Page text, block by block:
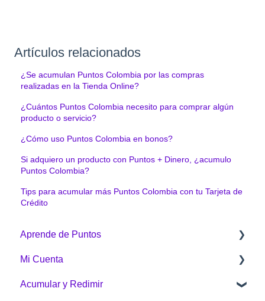
Artículos relacionados
¿Se acumulan Puntos Colombia por las compras
realizadas en la Tienda Online?
¿Cuántos Puntos Colombia necesito para comprar algún
producto o servicio?
¿Cómo uso Puntos Colombia en bonos?
Si adquiero un producto con Puntos + Dinero, ¿acumulo
Puntos Colombia?
Tips para acumular más Puntos Colombia con tu Tarjeta de
Crédito
Aprende de Puntos
¿Qué es Puntos Colombia?
¿Cómo funciona Puntos Colombia?
Mi Cuenta
Generalidades
Acumular y Redimir